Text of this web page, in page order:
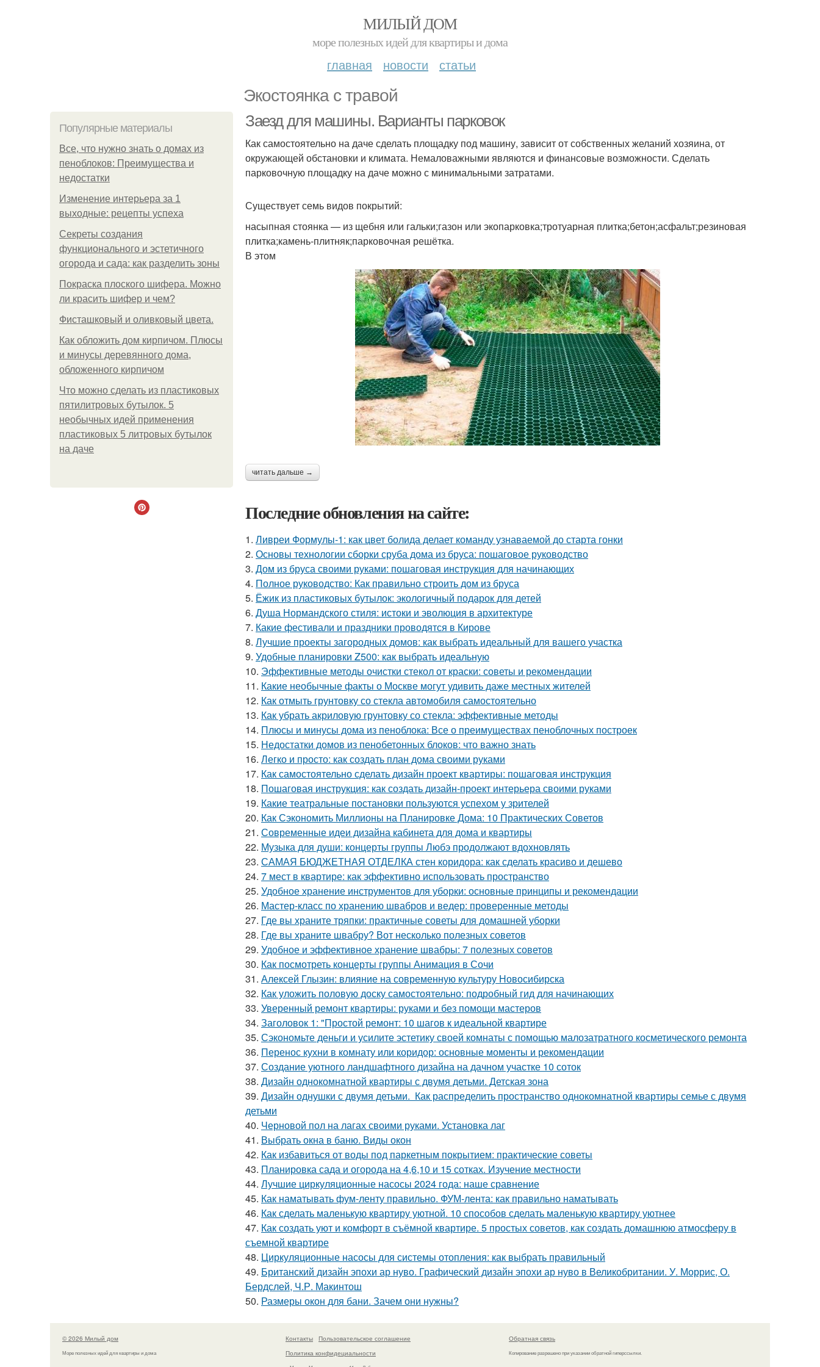
МИЛЫЙ ДОМ
море полезных идей для квартиры и дома
главная новости статьи
Экостоянка с травой
Популярные материалы
Все, что нужно знать о домах из
пеноблоков: Преимущества и
недостатки
Изменение интерьера за 1
выходные: рецепты успеха
Секреты создания
функционального и эстетичного
огорода и сада: как разделить зоны
Покраска плоского шифера. Можно
ли красить шифер и чем?
Фисташковый и оливковый цвета.
Как обложить дом кирпичом. Плюсы
и минусы деревянного дома,
обложенного кирпичом
Что можно сделать из пластиковых
пятилитровых бутылок. 5
необычных идей применения
пластиковых 5 литровых бутылок
на даче
Заезд для машины. Варианты парковок
Как самостоятельно на даче сделать площадку под машину, зависит от собственных желаний хозяина, от
окружающей обстановки и климата. Немаловажными являются и финансовые возможности. Сделать
парковочную площадку на даче можно с минимальными затратами.
Существует семь видов покрытий:
насыпная стоянка — из щебня или гальки;газон или экопарковка;тротуарная плитка;бетон;асфальт;резиновая
плитка;камень-плитняк;парковочная решётка.
В этом
читать дальше →
Последние обновления на сайте:
1. Ливреи Формулы-1: как цвет болида делает команду узнаваемой до старта гонки
2. Основы технологии сборки сруба дома из бруса: пошаговое руководство
3. Дом из бруса своими руками: пошаговая инструкция для начинающих
4. Полное руководство: Как правильно строить дом из бруса
5. Ёжик из пластиковых бутылок: экологичный подарок для детей
6. Душа Нормандского стиля: истоки и эволюция в архитектуре
7. Какие фестивали и праздники проводятся в Кирове
8. Лучшие проекты загородных домов: как выбрать идеальный для вашего участка
9. Удобные планировки Z500: как выбрать идеальную
10. Эффективные методы очистки стекол от краски: советы и рекомендации
11. Какие необычные факты о Москве могут удивить даже местных жителей
12. Как отмыть грунтовку со стекла автомобиля самостоятельно
13. Как убрать акриловую грунтовку со стекла: эффективные методы
14. Плюсы и минусы дома из пеноблока: Все о преимуществах пеноблочных построек
15. Недостатки домов из пенобетонных блоков: что важно знать
16. Легко и просто: как создать план дома своими руками
17. Как самостоятельно сделать дизайн проект квартиры: пошаговая инструкция
18. Пошаговая инструкция: как создать дизайн-проект интерьера своими руками
19. Какие театральные постановки пользуются успехом у зрителей
20. Как Сэкономить Миллионы на Планировке Дома: 10 Практических Советов
21. Современные идеи дизайна кабинета для дома и квартиры
22. Музыка для души: концерты группы Любэ продолжают вдохновлять
23. САМАЯ БЮДЖЕТНАЯ ОТДЕЛКА стен коридора: как сделать красиво и дешево
24. 7 мест в квартире: как эффективно использовать пространство
25. Удобное хранение инструментов для уборки: основные принципы и рекомендации
26. Мастер-класс по хранению швабров и ведер: проверенные методы
27. Где вы храните тряпки: практичные советы для домашней уборки
28. Где вы храните швабру? Вот несколько полезных советов
29. Удобное и эффективное хранение швабры: 7 полезных советов
30. Как посмотреть концерты группы Анимация в Сочи
31. Алексей Глызин: влияние на современную культуру Новосибирска
32. Как уложить половую доску самостоятельно: подробный гид для начинающих
33. Уверенный ремонт квартиры: руками и без помощи мастеров
34. Заголовок 1: "Простой ремонт: 10 шагов к идеальной квартире
35. Сэкономьте деньги и усилите эстетику своей комнаты с помощью малозатратного косметического ремонта
36. Перенос кухни в комнату или коридор: основные моменты и рекомендации
37. Создание уютного ландшафтного дизайна на дачном участке 10 соток
38. Дизайн однокомнатной квартиры с двумя детьми. Детская зона
39. Дизайн однушки с двумя детьми. Как распределить пространство однокомнатной квартиры семье с двумя
детьми
40. Черновой пол на лагах своими руками. Установка лаг
41. Выбрать окна в баню. Виды окон
42. Как избавиться от воды под паркетным покрытием: практические советы
43. Планировка сада и огорода на 4,6,10 и 15 сотках. Изучение местности
44. Лучшие циркуляционные насосы 2024 года: наше сравнение
45. Как наматывать фум-ленту правильно. ФУМ-лента: как правильно наматывать
46. Как сделать маленькую квартиру уютной. 10 способов сделать маленькую квартиру уютнее
47. Как создать уют и комфорт в съёмной квартире. 5 простых советов, как создать домашнюю атмосферу в
съемной квартире
48. Циркуляционные насосы для системы отопления: как выбрать правильный
49. Британский дизайн эпохи ар нуво. Графический дизайн эпохи ар нуво в Великобритании. У. Моррис, О.
Бердслей, Ч.Р. Макинтош
50. Размеры окон для бани. Зачем они нужны?
© 2026 Милый дом
Море полезных идей для квартиры и дома
Контакты
Пользовательское соглашение
Политика конфидециальности
Обратная связь
Копирование разрешено при указании обратной гиперссылки.